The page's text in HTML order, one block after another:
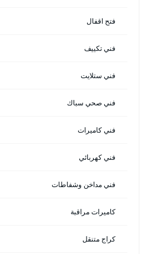
فتح اقفال
فني تكييف
فني ستلايت
فني صحي سباك
فني كاميرات
فني كهربائي
فني مداخن وشفاطات
كاميرات مراقبة
كراج متنقل